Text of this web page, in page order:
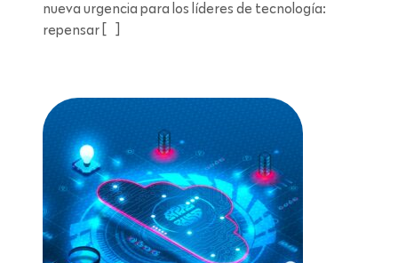
nueva urgencia para los líderes de tecnología:
repensar […]